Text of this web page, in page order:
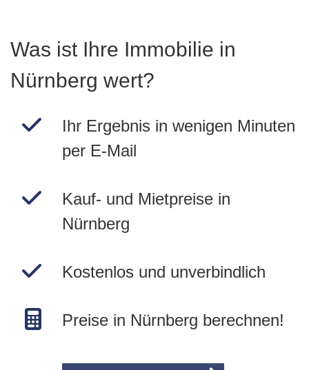
Was ist Ihre Immobilie in
Nürnberg wert?
Ihr Ergebnis in wenigen Minuten
per E-Mail
Kauf- und Mietpreise in
Nürnberg
Kostenlos und unverbindlich
Preise in Nürnberg berechnen!